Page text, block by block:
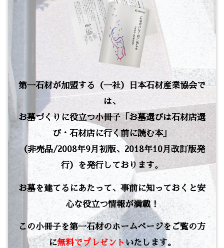
第一石材が加盟する（一社）日本石材産業協会で
は、
お墓づくりに役立つ小冊子「お墓選びは石材店選
び・石材店に行く前に読む本」
（非売品/2008年9月初版、2018年10月改訂版発
行）を発行しております。
お墓を建てるにあたって、事前に知っておくと安
心な役立つ情報が満載！
この小冊子を第一石材のホームページをご覧の方
に無料でプレゼントいたします。